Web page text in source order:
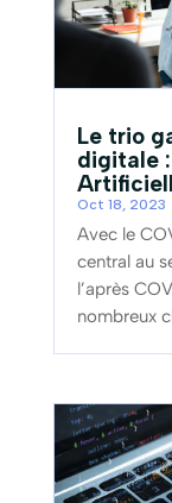
Le trio
digitale
Oct 18, 2023
Avec le
central au
l’après
nombreux